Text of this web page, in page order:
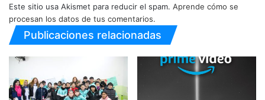
Este sitio usa Akismet para reducir el spam. Aprende cómo se
procesan los datos de tus comentarios.
Publicaciones relacionadas